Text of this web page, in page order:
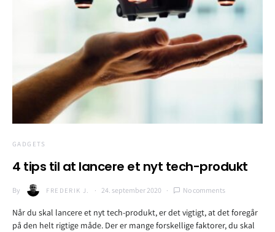
GADGETS
4 tips til at lancere et nyt tech-produkt
By FREDERIK J. 24. september 2020 No comments
Når du skal lancere et nyt tech-produkt, er det vigtigt, at det foregår
på den helt rigtige måde. Der er mange forskellige faktorer, du skal